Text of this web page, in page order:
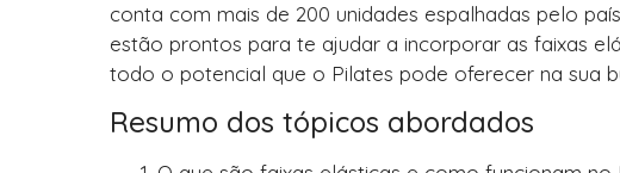
conta com mais de 200 unidades espalhadas pelo
estão prontos para te ajudar a incorporar as faixas
todo o potencial que o Pilates pode oferecer na sua
Resumo dos tópicos abordados